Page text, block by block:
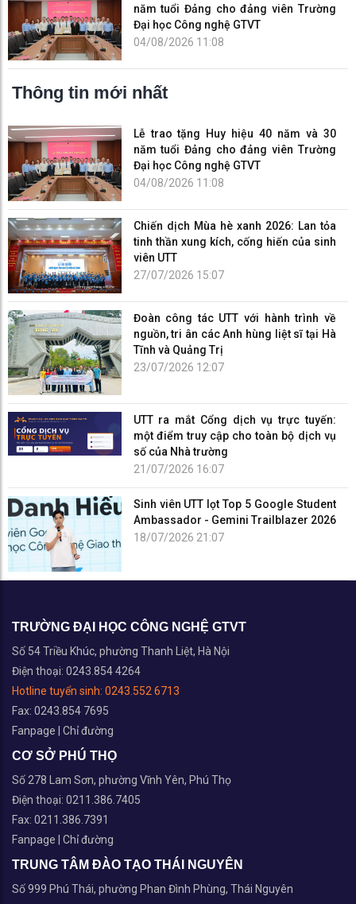
năm tuổi Đảng cho đảng viên Trường
Đại học Công nghệ GTVT
04/08/2026 11:08
Thông tin mới nhất
Lễ trao tặng Huy hiệu 40 năm và 30
năm tuổi Đảng cho đảng viên Trường
Đại học Công nghệ GTVT
04/08/2026 11:08
Chiến dịch Mùa hè xanh 2026: Lan tỏa
tinh thần xung kích, cống hiến của sinh
viên UTT
27/07/2026 15:07
Đoàn công tác UTT với hành trình về
nguồn, tri ân các Anh hùng liệt sĩ tại Hà
Tĩnh và Quảng Trị
23/07/2026 12:07
UTT ra mắt Cổng dịch vụ trực tuyến:
một điểm truy cập cho toàn bộ dịch vụ
số của Nhà trường
21/07/2026 16:07
Sinh viên UTT lọt Top 5 Google Student
Ambassador - Gemini Trailblazer 2026
18/07/2026 21:07
TRƯỜNG ĐẠI HỌC CÔNG NGHỆ GTVT
Số 54 Triều Khúc, phường Thanh Liệt, Hà Nội
Điện thoại: 0243.854 4264
Hotline tuyển sinh: 0243.552 6713
Fax: 0243.854 7695
Fanpage
Chỉ đường
CƠ SỞ PHÚ THỌ
Số 278 Lam Sơn, phường Vĩnh Yên, Phú Thọ
Điện thoại: 0211.386.7405
Fax: 0211.386.7391
Fanpage
Chỉ đường
TRUNG TÂM ĐÀO TẠO THÁI NGUYÊN
Số 999 Phú Thái, phường Phan Đình Phùng, Thái Nguyên